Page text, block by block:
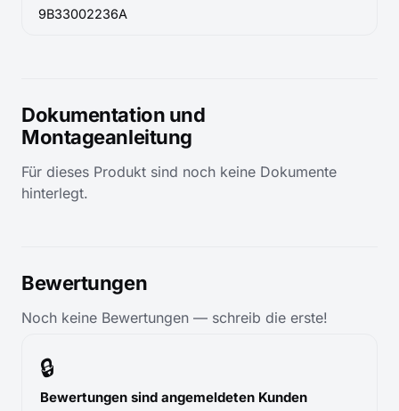
9B33002236A
Dokumentation und
Montageanleitung
Für dieses Produkt sind noch keine Dokumente
hinterlegt.
Bewertungen
Noch keine Bewertungen — schreib die erste!
🔒
Bewertungen sind angemeldeten Kunden